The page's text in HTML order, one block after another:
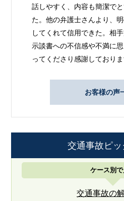
話しやすく、内容も簡潔で
た。他の弁護士さんより、
してくれて信用できた。相
示談書への不信感や不満に
ってくださり感謝しておりま
お客様の声
交通事故ピ
ケース別で
交通事故の